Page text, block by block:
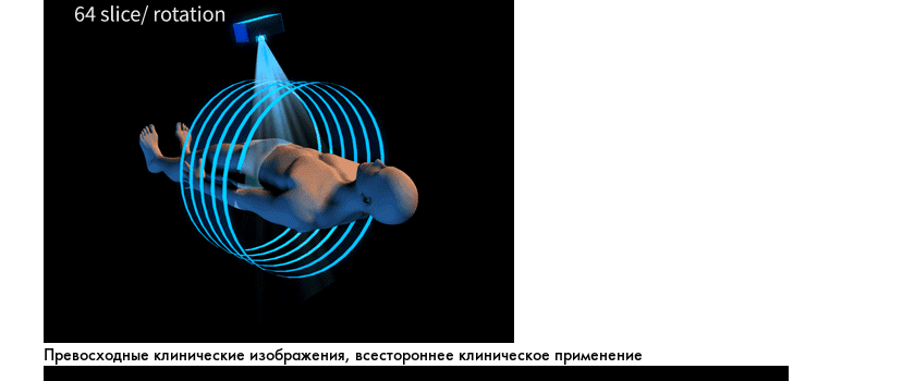
Превосходные клинические изображения, всестороннее клиническое применение